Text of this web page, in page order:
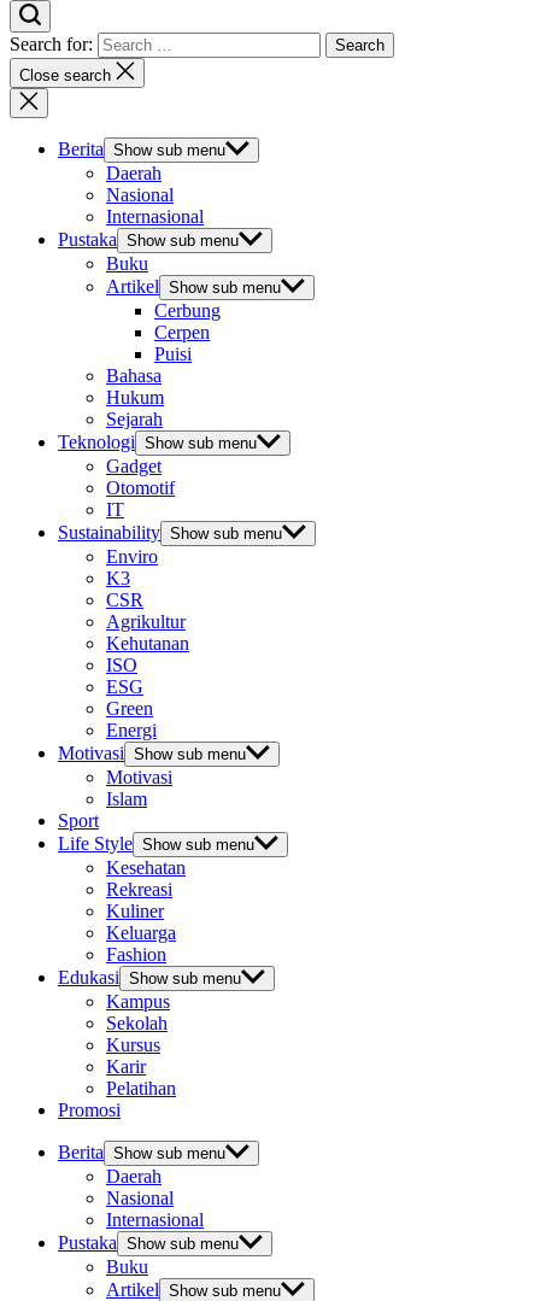
Search for:
Close search
Berita Show sub menu
Daerah
Nasional
Internasional
Pustaka Show sub menu
Buku
Artikel Show sub menu
Cerbung
Cerpen
Puisi
Bahasa
Hukum
Sejarah
Teknologi Show sub menu
Gadget
Otomotif
IT
Sustainability Show sub menu
Enviro
K3
CSR
Agrikultur
Kehutanan
ISO
ESG
Green
Energi
Motivasi Show sub menu
Motivasi
Islam
Sport
Life Style Show sub menu
Kesehatan
Rekreasi
Kuliner
Keluarga
Fashion
Edukasi Show sub menu
Kampus
Sekolah
Kursus
Karir
Pelatihan
Promosi
Berita Show sub menu
Daerah
Nasional
Internasional
Pustaka Show sub menu
Buku
Artikel Show sub menu